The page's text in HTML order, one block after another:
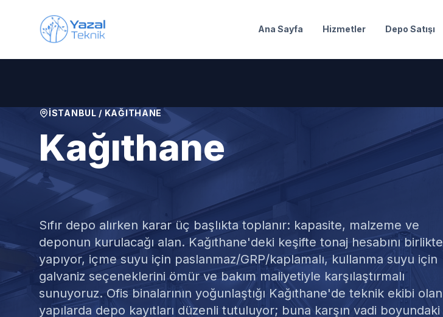
Ana Sayfa Hizmetler Depo Satışı
İSTANBUL / KAĞITHANE
Kağıthane
Sıfır Su Deposu Satışı
Sıfır depo alırken karar üç başlıkta toplanır: kapasite, malzeme ve
deponun kurulacağı alan. Kağıthane'deki keşifte tonaj hesabını birlikte
yapıyor, içme suyu için paslanmaz/GRP/kaplamalı, kullanma suyu için
galvaniz seçeneklerini ömür ve bakım maliyetiyle karşılaştırmalı
sunuyoruz. Ofis binalarının yoğunlaştığı Kağıthane'de teknik ekibi olan
yapılarda depo kayıtları düzenli tutuluyor; buna karşın vadi boyundaki